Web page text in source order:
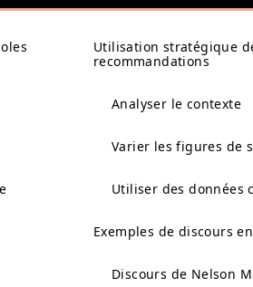
Utilisation stratégique
recommandations
Analyser le contexte
Varier les figures de
Utiliser des données
Exemples de discours
Discours de Nelson